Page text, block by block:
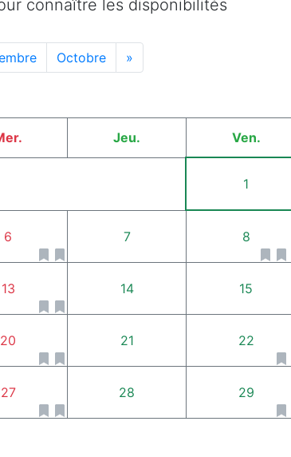
connaître les disponibilités
Octobre »
Jeu. Ven.
1
6 7 8
13 14 15
20 21 22
27 28 29